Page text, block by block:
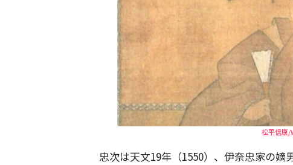
松平信康/
忠次は天文19年（1550）、伊奈忠家の嫡